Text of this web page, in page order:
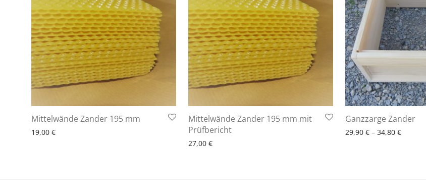
Mittelwände Zander 195 mm
19,00 €
6 - 10 Arbeitstage
Mittelwände Zander 195 mm mit
Prüfbericht
27,00 €
6 - 10 Arbeitstage
Ganzzarge Zander
29,90 € – 34,80 €
6 - 10 Arbeitstage